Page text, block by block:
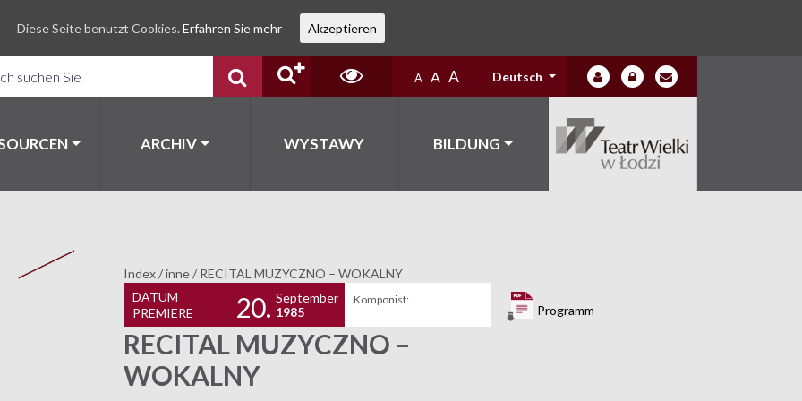
A A A Deutsch
ARCHIV WYSTAWY BILDUNG
Index/inne/ RECITAL MUZYCZNO – WOKALNY
DATUM
PREMIERE
20. September
1985
Komponist:
RECITAL MUZYCZNO –
WOKALNY
Programm
Diese Seite benutzt Cookies. Erfahren Sie mehr Akzeptieren